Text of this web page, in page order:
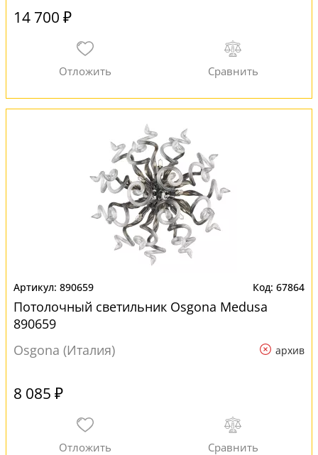
14 700 ₽
890659 67864
Потолочный светильник Osgona Medusa
890659
Osgona (Италия)
архив
8 085 ₽